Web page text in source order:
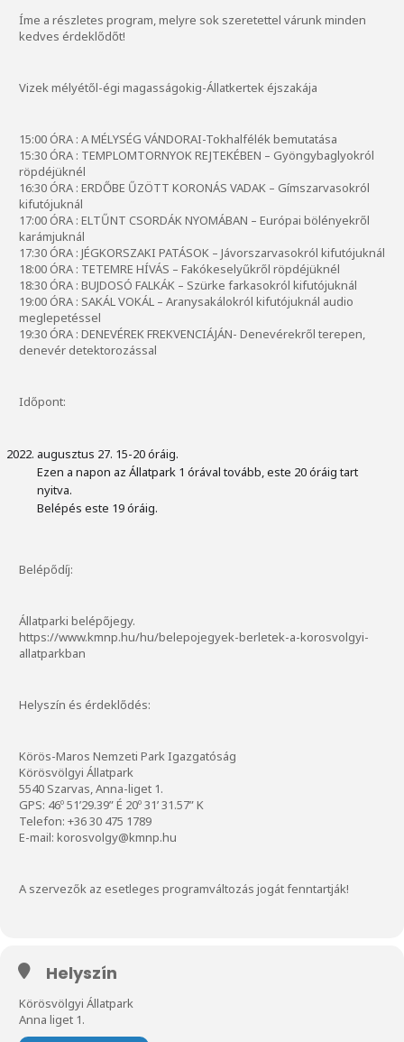
Íme a részletes program, melyre sok szeretettel várunk minden
kedves érdeklődőt!
Vizek mélyétől-égi magasságokig-Állatkertek éjszakája
15:00 ÓRA : A MÉLYSÉG VÁNDORAI-Tokhalfélék bemutatása
15:30 ÓRA : TEMPLOMTORNYOK REJTEKÉBEN – Gyöngybaglyokról
röpdéjüknél
16:30 ÓRA : ERDŐBE ŰZÖTT KORONÁS VADAK – Gímszarvasokról
kifutójuknál
17:00 ÓRA : ELTŰNT CSORDÁK NYOMÁBAN – Európai bölényekről
karámjuknál
17:30 ÓRA : JÉGKORSZAKI PATÁSOK – Jávorszarvasokról kifutójuknál
18:00 ÓRA : TETEMRE HÍVÁS – Fakókeselyűkről röpdéjüknél
18:30 ÓRA : BUJDOSÓ FALKÁK – Szürke farkasokról kifutójuknál
19:00 ÓRA : SAKÁL VOKÁL – Aranysakálokról kifutójuknál audio
meglepetéssel
19:30 ÓRA : DENEVÉREK FREKVENCIÁJÁN- Denevérekről terepen,
denevér detektorozással
Időpont:
augusztus 27. 15-20 óráig.
Ezen a napon az Állatpark 1 órával tovább, este 20 óráig tart
nyitva.
Belépés este 19 óráig.
Belépődíj:
Állatparki belépőjegy.
https://www.kmnp.hu/hu/belepojegyek-berletek-a-korosvolgyi-
allatparkban
Helyszín és érdeklődés:
Körös-Maros Nemzeti Park Igazgatóság
Körösvölgyi Állatpark
5540 Szarvas, Anna-liget 1.
GPS: 46º 51’29.39” É 20º 31’ 31.57” K
Telefon: +36 30 475 1789
E-mail: korosvolgy@kmnp.hu
A szervezők az esetleges programváltozás jogát fenntartják!
Helyszín
Körösvölgyi Állatpark
Anna liget 1.